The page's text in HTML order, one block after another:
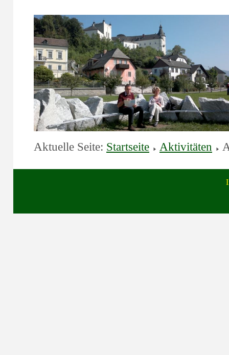
Aktuelle Seite: Startseite Aktivitäten